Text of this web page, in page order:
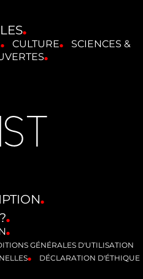
CULTURE
SCIENCES &
GÉNÉRALES D'UTILISATION
DÉCLARATION D'ÉTHIQUE